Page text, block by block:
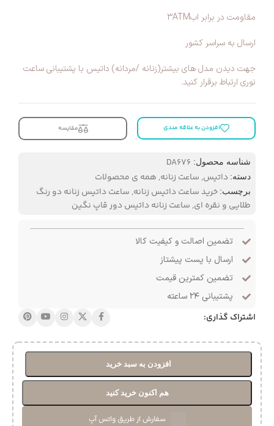
مقاومت در برابر اب3ATM
ارسال به سراسر کشور
جهت دیدن مدل های بیشتر(زنانه /مردانه) داتیس با پشتیبانی ساعت
نوری ارتباط برقرار کنید.
افزودن به علاقه مندی مقایسه
شناسه محصول: DA676
دسته: داتیس, ساعت زنانه, همه ی محصولات
برچسب: خرید ساعت داتیس زنانه, ساعت داتیس زنانه دو رنگ
طلایی و نقره ای, ساعت زنانه داتیس دور قاپ نگین
تضمین اصالت و کیفیت کالا
ارسال با پست پیشتاز
تضمین کمترین قیمت
پشتیبانی ۲۴ ساعته
اشتراک گذاری:
افزودن به سبد خرید
هم اکنون خرید کنید
سفارش از طریق واتس آپ